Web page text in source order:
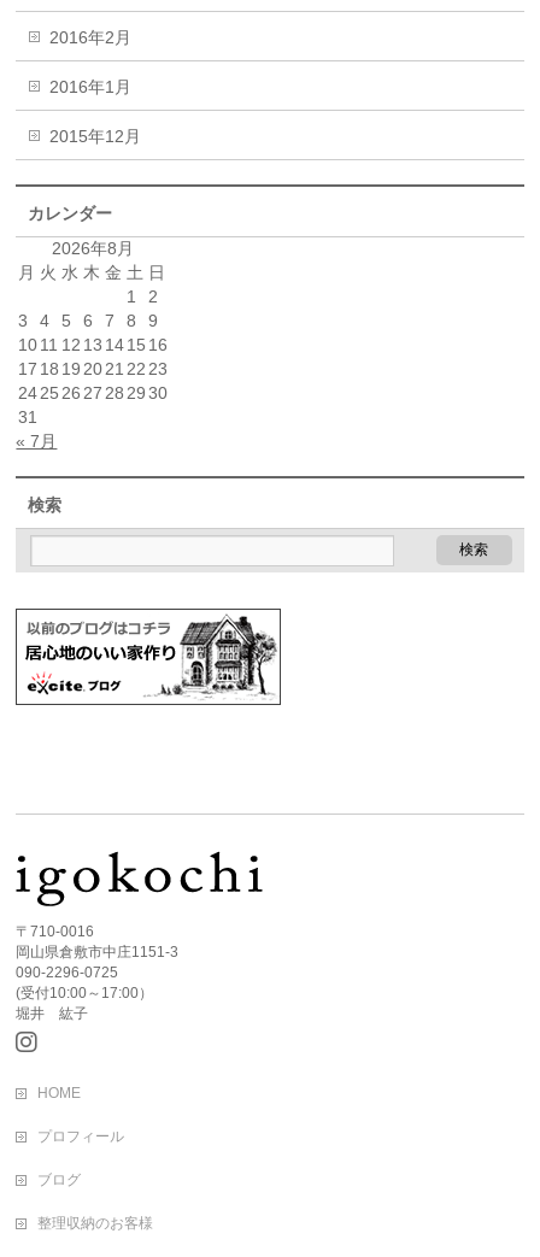
2016年2月
2016年1月
2015年12月
カレンダー
2026年8月
月 火 水 木 金 土 日
1
2
3
4 5 6 7 8
9
1011 12 13 1415 16
17 18 19 2021 22 23
2425 26 27 28 29 30
31
« 7月
検索
〒710-0016
岡山県倉敷市中庄1151-3
090-2296-0725
(受付10:00～17:00）
堀井 紘子
HOME
プロフィール
ブログ
整理収納のお客様